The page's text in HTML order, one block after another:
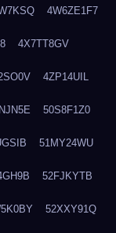
4W6ZE1F7
4X7TT8GV
4ZP14UIL
50S8F1Z0
51MY24WU
52FJKYTB
52XXY91Q